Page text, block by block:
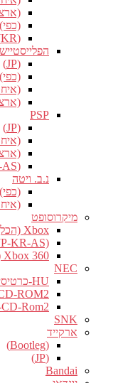
(כפי)
(KR)
הפלייסטיישן
(JP)
(כפי)
PSP
(JP)
(KR-AS)
נ.ב. ויטה
(כפי)
מיקרוסופט
Xbox (הכל)
KR-AS)
Xbox 360 (בין ארה"ב לאיחוד אירופי)
NEC
HU-כרטיסים
ROM2
CD-Rom2
SNK
ארקייד
(Bootleg)
(JP)
Bandai